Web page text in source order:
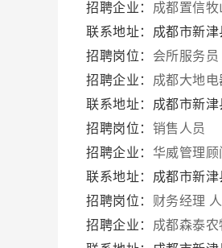
招聘企业： 成都置信
联系地址：成都市新
招聘岗位： 会所服务员
招聘企业： 成都大地电
联系地址：成都市新
招聘岗位： 销售人员
招聘企业： 华威管理顾
联系地址：成都市新津
招聘岗位： 财务经理
招聘企业： 成都森泰农